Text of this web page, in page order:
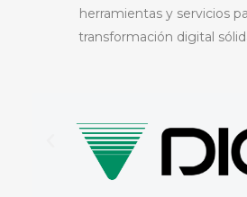
herramientas y servicios
transformación digital